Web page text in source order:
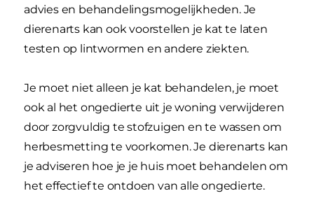
advies en behandelingsmogelijkheden. Je
dierenarts kan ook voorstellen je kat te laten
testen op lintwormen en andere ziekten.
Je moet niet alleen je kat behandelen, je moet
ook al het ongedierte uit je woning verwijderen
door zorgvuldig te stofzuigen en te wassen om
herbesmetting te voorkomen. Je dierenarts kan
je adviseren hoe je je huis moet behandelen om
het effectief te ontdoen van alle ongedierte.